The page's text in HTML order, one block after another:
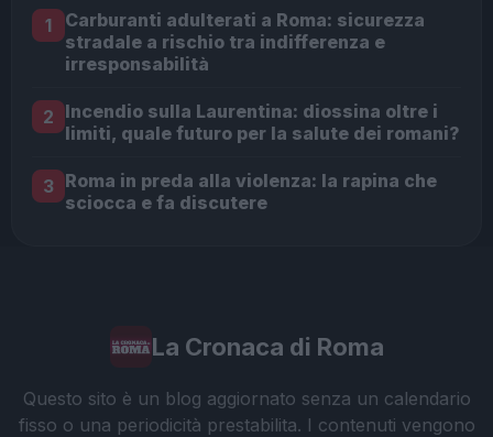
1
Carburanti adulterati a Roma: sicurezza
stradale a rischio tra indifferenza e
irresponsabilità
2 Incendio sulla Laurentina: diossina oltre i
limiti, quale futuro per la salute dei romani?
3 Roma in preda alla violenza: la rapina che
sciocca e fa discutere
La Cronaca di Roma
Questo sito è un blog aggiornato senza un calendario
fisso o una periodicità prestabilita. I contenuti vengono